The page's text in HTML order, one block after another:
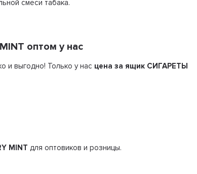
смеси табака.
оптом у нас
и выгодно! Только у нас цена за ящик СИГАРЕТЫ
MINT для оптовиков и розницы.